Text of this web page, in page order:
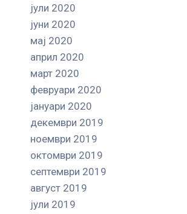
јули 2020
јуни 2020
мај 2020
април 2020
март 2020
февруари 2020
јануари 2020
декември 2019
ноември 2019
октомври 2019
септември 2019
август 2019
јули 2019